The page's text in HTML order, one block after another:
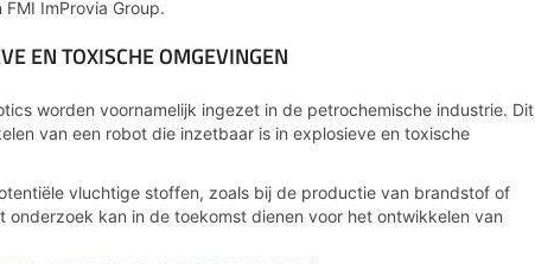
ImProvia Group.
EN TOXISCHE OMGEVINGEN
worden voornamelijk ingezet in de petrochemische industrie. Dit
van een robot die inzetbaar is in explosieve en toxische
vluchtige stoffen, zoals bij de productie van brandstof of
onderzoek kan in de toekomst dienen voor het ontwikkelen van